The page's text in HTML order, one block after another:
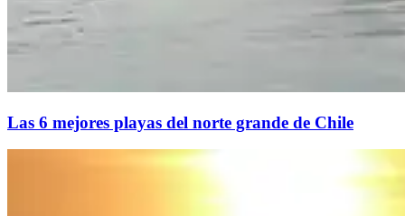
Las 6 mejores playas del norte grande de Chile